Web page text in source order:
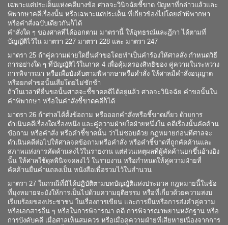
เฉพาะแต่ประเด็นแห่งคดีบางข้อ ศาลจะวินิจฉัยชี้ขาด ปัญหาที่กล่าวแล้วและ
พิพากษาคดีเรื่องนั้น หรือเฉพาะแต่ประเด็น ที่เกี่ยวข้องไปโดยคำพิพากษา
หรือคำสั่งฉบับเดียวกันก็ได้
คำสั่งใด ๆ ของศาลที่ได้ออกตาม มาตรานี้ ให้อุทธรณ์และฎีกา ได้ตามที่
บัญญัติไว้ใน มาตรา 227 มาตรา 228 และ มาตรา 247
มาตรา 25 ถ้าคู่ความฝ่ายใดยื่นคำขอโดยทำเป็นคำร้องให้ศาลสั่ง กำหนดวิธี
การอย่างใด ๆ ที่บัญญัติไว้ในภาค 4 เพื่อคุ้มครองสิทธิของ คู่ความในระหว่าง
การพิจารณา หรือเพื่อบังคับตามพิพากษาหรือคำสั่ง ให้ศาลมีคำสั่งอนุญาต
หรือยกคำขอนั้นเสียโดยไม่ชักช้า
ถ้าในเวลาที่ยื่นขอนั้นศาลจะชี้ขาดคดีได้อยู่แล้ว ศาลจะวินิจฉัย คำขอนั้นใน
คำพิพากษา หรือในคำสั่งชี้ขาดคดีก็ได้
มาตรา 26 ถ้าศาลได้ตั้งข้อถาม หรือออกคำสั่งหรือชี้ขาดเกี่ยว ด้วยการ
ดำเนินคดีเรื่องใดเรื่องหนึ่ง และคู่ความฝ่ายใดฝ่ายหนึ่งใน คดีเรื่องนั้นคัดค้าน
ข้อถาม หรือคำสั่ง หรือคำชี้ขาดนั้น ว่าไม่ชอบด้วย กฎหมายก่อนที่ศาลจะ
ดำเนินคดีต่อไปให้ศาลจดข้อถามหรือคำสั่ง หรือคำชี้ขาดที่ถูกคัดค้านและ
สภาพแห่งการคัดค้านลงไว้ในรายงาน แต่ส่วนเหตุผลที่ผู้คัดค้านยกขึ้นอ้างอิง
นั้น ให้ศาลใช้ดุลพินิจจดลงไว้ ในรายงาน หรือกำหนดให้คู่ความฝ่ายที่
คัดค้านยื่นคำแถลงเป็น หนังสือเพื่อรวมไว้ในสำนวน
มาตรา 27 ในกรณีที่มิได้ปฏิบัติตามบทบัญญัติแห่งประมวล กฎหมายนี้ในข้อ
ที่มุ่งหมายจะยังให้การเป็นไปด้วยความยุติธรรม หรือที่เกี่ยวด้วยความสงบ
เรียบร้อยของประชาชน ในเรื่องการเขียน และการยื่นหรือการส่งคำคู่ความ
หรือเอกสารอื่น ๆ หรือในการพิจารณา คดี การพิจารณาพยานหลักฐาน หรือ
การบังคับคดี เมื่อศาลเห็นสมควร หรือเมื่อคู่ความฝ่ายที่เสียหายเนื่องจากการ